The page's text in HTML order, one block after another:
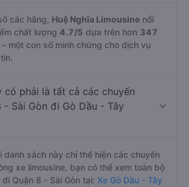
các hãng, Huệ Nghĩa Limousine nổi
chất lượng 4.7/5 dựa trên hơn 347
một con số minh chứng cho dịch vụ
có phải là tất cả các chuyến
- Sài Gòn đi Gò Dầu - Tây
danh sách này chỉ thể hiện các chuyến
xe limousine, bạn có thể xem toàn bộ
Quận 8 - Sài Gòn tại: Xe Gò Dầu - Tây